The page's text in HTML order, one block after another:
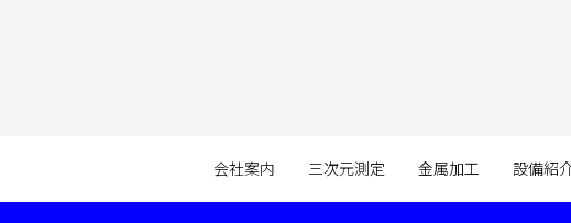
会社案内 三次元測定 金属加工 設備紹